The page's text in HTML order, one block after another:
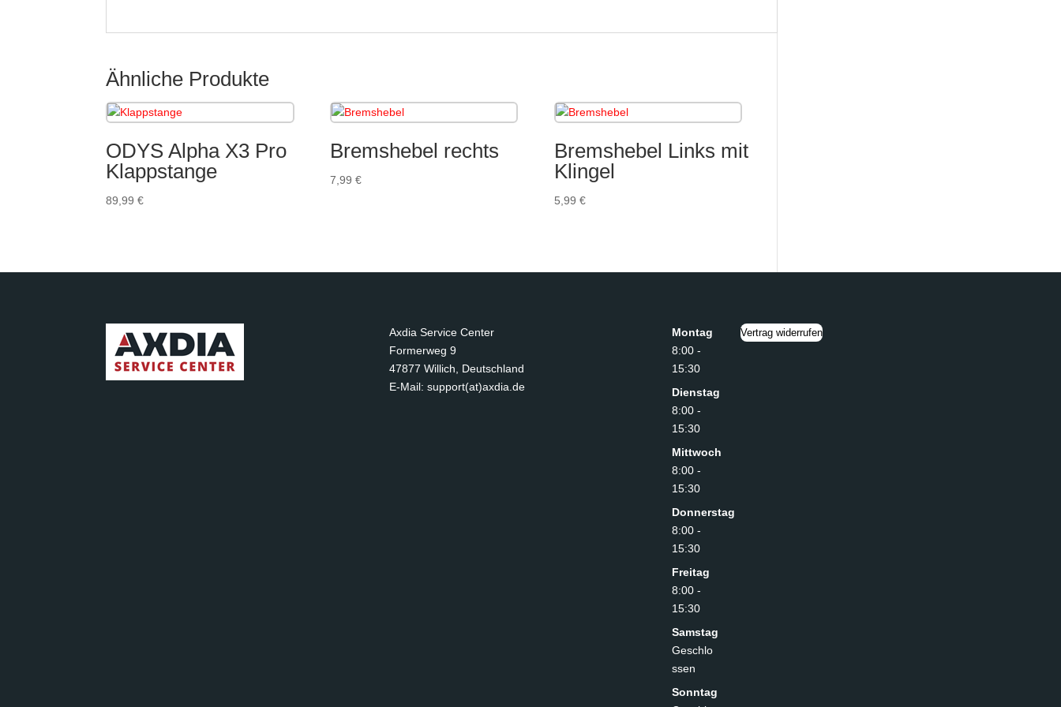
Ähnliche Produkte
ODYS Alpha X3 Pro
Klappstange
89,99€
Bremshebel rechts
7,99 €
Bremshebel Links mit
Klingel
5,99 €
Axdia Service Center
Formerweg 9
47877 Willich
Deutschland
E-Mail: support(at)axdia.de
Montag
8:00 -
15:30
Dienstag
8:00 -
15:30
Mittwoch
8:00 -
15:30
Donnerstag
8:00 -
15:30
Freitag
8:00 -
15:30
Samstag
Geschlo
ssen
Sonntag
Vertrag widerrufen